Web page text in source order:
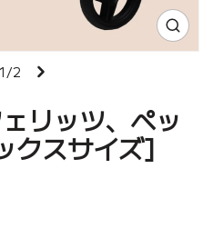
2
リッツ、ペッ
クスサイズ]